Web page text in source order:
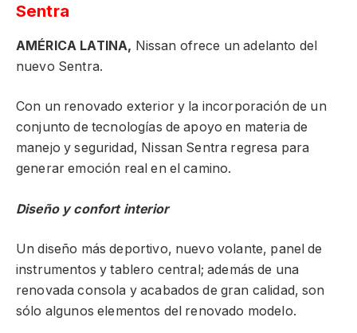
Sentra
AMÉRICA LATINA, Nissan ofrece un adelanto del
nuevo Sentra.
Con un renovado exterior y la incorporación de un
conjunto de tecnologías de apoyo en materia de
manejo y seguridad, Nissan Sentra regresa para
generar emoción real en el camino.
Diseño y confort interior
Un diseño más deportivo, nuevo volante, panel de
instrumentos y tablero central; además de una
renovada consola y acabados de gran calidad, son
sólo algunos elementos del renovado modelo.